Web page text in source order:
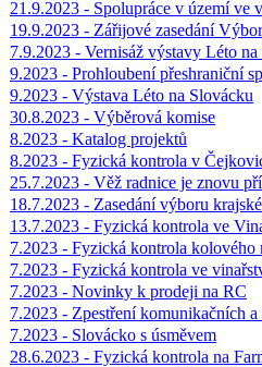
21.9.2023 - Spolupráce v území ve
19.9.2023 - Zářijové zasedání
7.9.2023 - Vernisáž výstavy Léto
9.2023 - Prohloubení přeshraniční
9.2023 - Výstava Léto na Slovácku
30.8.2023 - Výběrová komise
8.2023 - Katalog projektů
8.2023 - Fyzická kontrola v
25.7.2023 - Věž radnice je znovu
18.7.2023 - Zasedání výboru
13.7.2023 - Fyzická kontrola ve
7.2023 - Fyzická kontrola kolového
7.2023 - Fyzická kontrola ve
7.2023 - Novinky k prodeji na RC
7.2023 - Zpestření komunikačních
7.2023 - Slovácko s úsměvem
28.6.2023 - Fyzická kontrola na